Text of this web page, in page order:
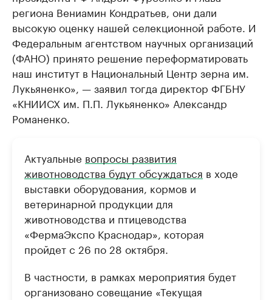
региона Вениамин Кондратьев, они дали
высокую оценку нашей селекционной работе. И
Федеральным агентством научных организаций
(ФАНО) принято решение переформатировать
наш институт в Национальный Центр зерна им.
Лукьяненко», — заявил тогда директор ФГБНУ
«КНИИСХ им. П.П. Лукьяненко» Александр
Романенко.
Актуальные вопросы развития
животноводства будут обсуждаться в ходе
выставки оборудования, кормов и
ветеринарной продукции для
животноводства и птицеводства
«ФермаЭкспо Краснодар», которая
пройдет с 26 по 28 октября.
В частности, в рамках мероприятия будет
организовано совещание «Текущая